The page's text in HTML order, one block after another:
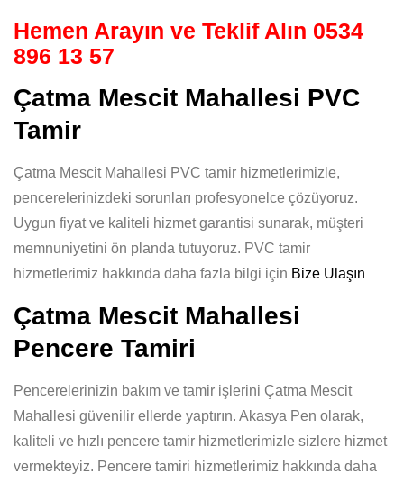
Hemen Arayın ve Teklif Alın 0534
896 13 57
Çatma Mescit Mahallesi PVC
Tamir
Çatma Mescit Mahallesi PVC tamir hizmetlerimizle,
pencerelerinizdeki sorunları profesyonelce çözüyoruz.
Uygun fiyat ve kaliteli hizmet garantisi sunarak, müşteri
memnuniyetini ön planda tutuyoruz. PVC tamir
hizmetlerimiz hakkında daha fazla bilgi için Bize Ulaşın
Çatma Mescit Mahallesi
Pencere Tamiri
Pencerelerinizin bakım ve tamir işlerini Çatma Mescit
Mahallesi güvenilir ellerde yaptırın. Akasya Pen olarak,
kaliteli ve hızlı pencere tamir hizmetlerimizle sizlere hizmet
vermekteyiz. Pencere tamiri hizmetlerimiz hakkında daha